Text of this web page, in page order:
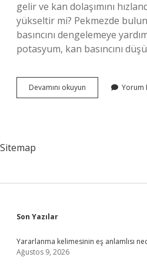
gelir ve kan dolaşımını
yükseltir mi? Pekmezde
basıncını dengelemeye
potasyum, kan basıncını
Devamını okuyun
Neye
Yorum
Sitemap
Sidebar
Son Yazılar
Yararlanma kelimesinin eş anlamlısı
Ağustos 9, 2026